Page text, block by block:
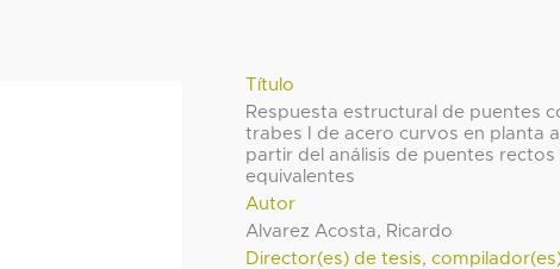
Título
Respuesta estructural de puentes
trabes I de acero curvos en planta a
partir del análisis de puentes rectos
equivalentes
Autor
Alvarez Acosta, Ricardo
Director(es) de tesis,